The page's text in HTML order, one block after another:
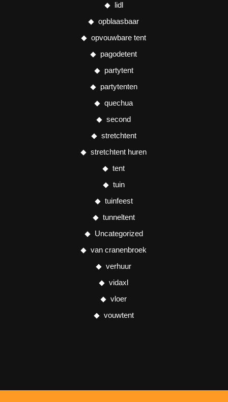
lidl
opblaasbaar
opvouwbare tent
pagodetent
partytent
partytenten
quechua
second
stretchtent
stretchtent huren
tent
tuin
tuinfeest
tunneltent
Uncategorized
van cranenbroek
verhuur
vidaxl
vloer
vouwtent